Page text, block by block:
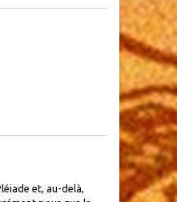
et, au-delà,